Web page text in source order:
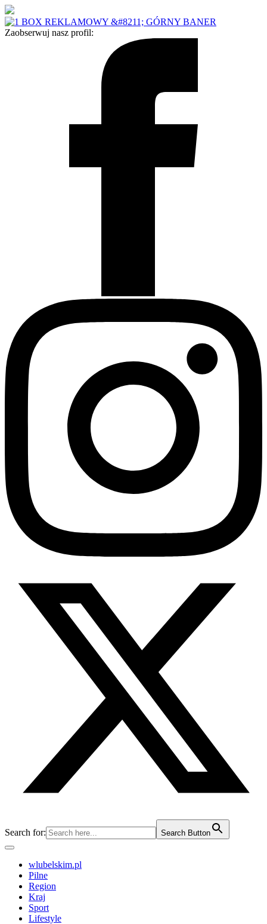
Zaobserwuj nasz profil:
Search for: Search Button
wlubelskim.pl
Pilne
Region
Kraj
Sport
Lifestyle